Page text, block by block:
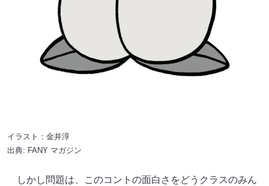
イラスト：金井淳
出典: FANY マガジン
しかし問題は、このコントの面白さをどうクラスのみん